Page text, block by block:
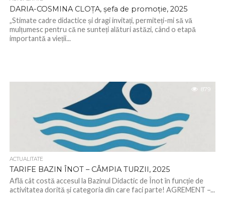
DARIA-COSMINA CLOȚA, șefa de promoție, 2025
„Stimate cadre didactice și dragi invitați, permiteți-mi să vă
mulțumesc pentru că ne sunteți alături astăzi, când o etapă
importantă a vieții...
879
ACTUALITATE
TARIFE BAZIN ÎNOT – CÂMPIA TURZII, 2025
Află cât costă accesul la Bazinul Didactic de Înot în funcție de
activitatea dorită și categoria din care faci parte! AGREMENT –...